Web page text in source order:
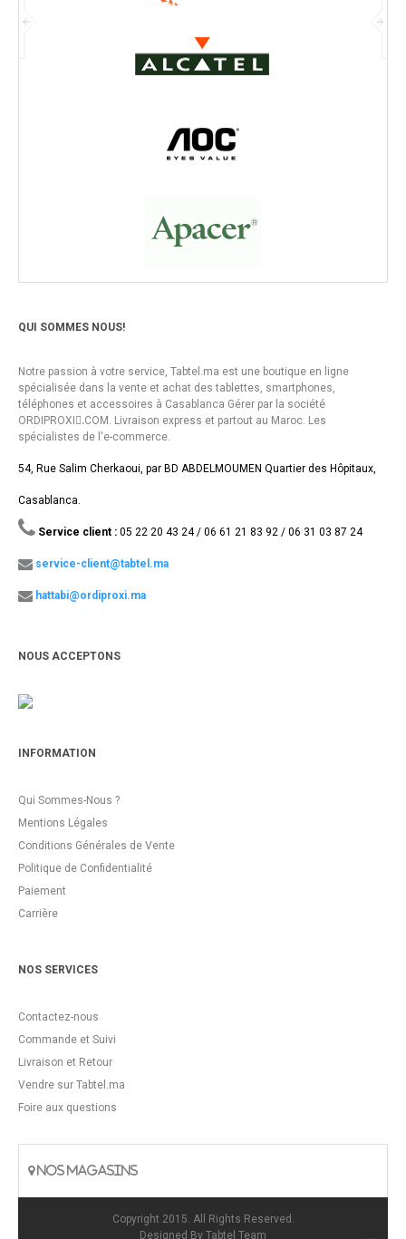
QUI SOMMES NOUS!
Notre passion à votre service, Tabtel.ma est une boutique en ligne
spécialisée dans la vente et achat des tablettes, smartphones,
téléphones et accessoires à Casablanca Gérer par la société
ORDIPROXI.ِCOM. Livraison express et partout au Maroc. Les
spécialistes de l'e-commerce.
54, Rue Salim Cherkaoui, par BD ABDELMOUMEN Quartier des Hôpitaux,
Casablanca.
Service client : 05 22 20 43 24 / 06 61 21 83 92 / 06 31 03 87 24
service-client@tabtel.ma
hattabi@ordiproxi.ma
NOUS ACCEPTONS
INFORMATION
Qui Sommes-Nous ?
Mentions Légales
Conditions Générales de Vente
Politique de Confidentialité
Paiement
Carrière
NOS SERVICES
Contactez-nous
Commande et Suivi
Livraison et Retour
Vendre sur Tabtel.ma
Foire aux questions
NOS MAGASINS
Copyright 2015. All Rights Reserved.
Designed By Tabtel Team